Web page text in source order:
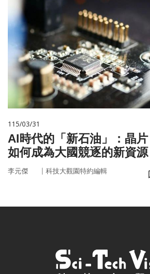
115/03/31
AI時代的「新石油」：晶片
如何成為大國競逐的新資源
李元傑 ｜ 科技大觀園特約編輯